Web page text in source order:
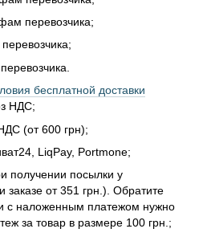
перевозчика;
бесплатной доставки
НДС;
(от 600 грн);
LiqPay, Portmone;
получении посылки у
заказе от 351 грн.). Обратите
с наложенным платежом нужно
за товар в размере 100 грн.;